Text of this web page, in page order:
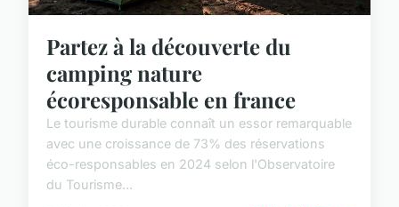
Partez à la découverte du
camping nature
écoresponsable en france
Le tourisme durable connaît un essor remarquable
avec une croissance de 73% des réservations
éco-responsables en 2024 selon l'Observatoire
du Tourisme...